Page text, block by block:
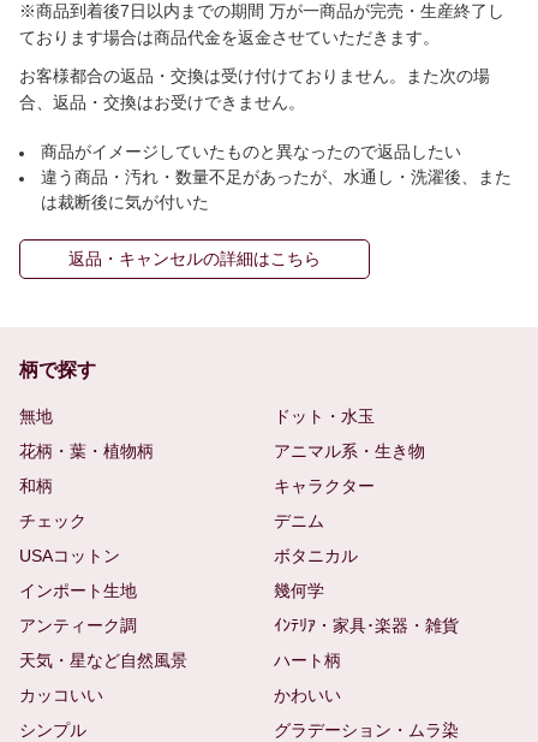
※商品到着後7日以内までの期間 万が一商品が完売・生産終了し
ております場合は商品代金を返金させていただきます。
お客様都合の返品・交換は受け付けておりません。また次の場
合、返品・交換はお受けできません。
商品がイメージしていたものと異なったので返品したい
違う商品・汚れ・数量不足があったが、水通し・洗濯後、また
は裁断後に気が付いた
返品・キャンセルの詳細はこちら
柄で探す
無地
ドット・水玉
花柄・葉・植物柄
アニマル系・生き物
和柄
キャラクター
チェック
デニム
USAコットン
ボタニカル
インポート生地
幾何学
アンティーク調
ｲﾝﾃﾘｱ・家具･楽器・雑貨
天気・星など自然風景
ハート柄
カッコいい
かわいい
シンプル
グラデーション・ムラ染